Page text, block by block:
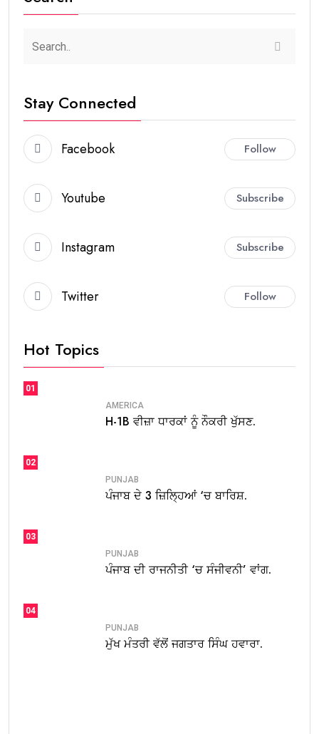
Stay Connected
Facebook Follow
Youtube Subscribe
Instagram Subscribe
Twitter Follow
Hot Topics
01
AMERICA
H-1B ਵੀਜ਼ਾ ਧਾਰਕਾਂ ਨੂੰ ਨੌਕਰੀ ਖੁੱਸਣ.
02
PUNJAB
ਪੰਜਾਬ ਦੇ 3 ਜ਼ਿਲ੍ਹਿਆਂ ‘ਚ ਬਾਰਿਸ਼.
03
PUNJAB
ਪੰਜਾਬ ਦੀ ਰਾਜਨੀਤੀ ‘ਚ ਸੰਜੀਵਨੀ’ ਵਾਂਗ.
04
PUNJAB
ਮੁੱਖ ਮੰਤਰੀ ਵੱਲੋਂ ਜਗਤਾਰ ਸਿੰਘ ਹਵਾਰਾ.